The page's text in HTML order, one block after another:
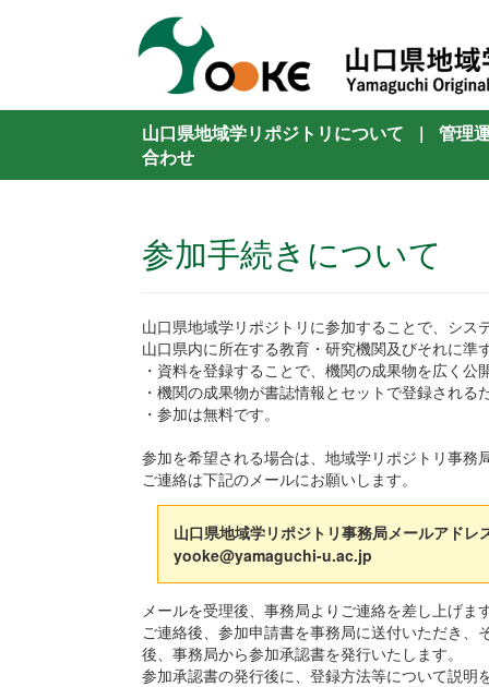
山口県地域学リポジトリについて |
管理
合わせ
参加手続きについて
山口県地域学リポジトリに参加することで、シス
山口県内に所在する教育・研究機関及びそれに準
・資料を登録することで、機関の成果物を広く公
・機関の成果物が書誌情報とセットで登録され
・参加は無料です。
参加を希望される場合は、地域学リポジトリ事務
ご連絡は下記のメールにお願いします。
山口県地域学リポジトリ事務局メールアドレ
yooke@yamaguchi-u.ac.jp
メールを受理後、事務局よりご連絡を差し上げま
ご連絡後、参加申請書を事務局に送付いただき
後、事務局から参加承認書を発行いたします。
参加承認書の発行後に、登録方法等について説明